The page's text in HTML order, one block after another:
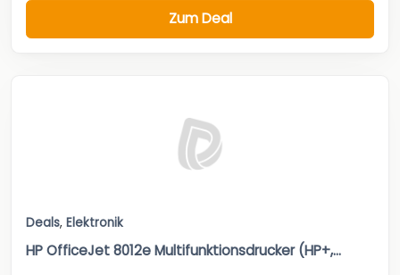
Zum Deal
Deals, Elektronik
HP OfficeJet 8012e Multifunktionsdrucker (HP+,...